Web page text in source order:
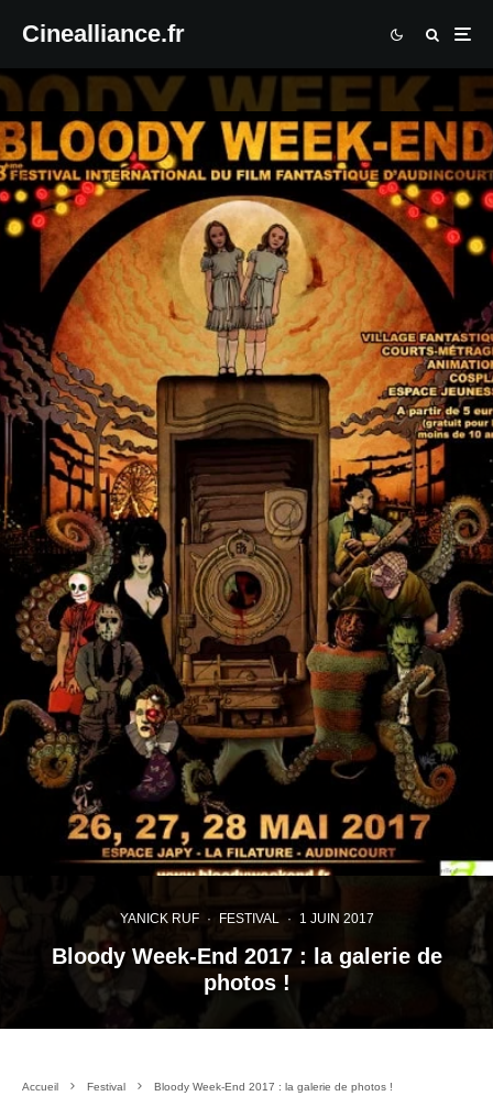
Cinealliance.fr
YANICK RUF · FESTIVAL · 1 JUIN 2017
Bloody Week-End 2017 : la galerie de
photos !
Accueil Festival Bloody Week-End 2017 : la galerie de photos !